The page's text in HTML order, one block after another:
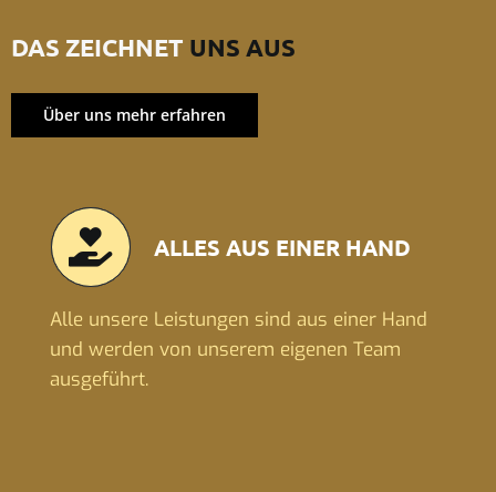
DAS ZEICHNET UNS AUS
Über uns mehr erfahren
ALLES AUS EINER HAND
Alle unsere Leistungen sind aus einer Hand
und werden von unserem eigenen Team
ausgeführt.